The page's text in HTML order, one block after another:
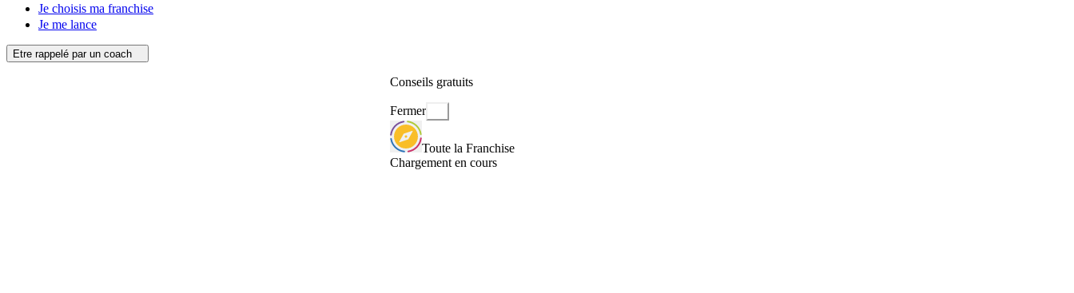
Je choisis ma franchise
Je me lance
Etre rappelé par un coach
Conseils gratuits
Fermer
Toute la Franchise
Chargement en cours